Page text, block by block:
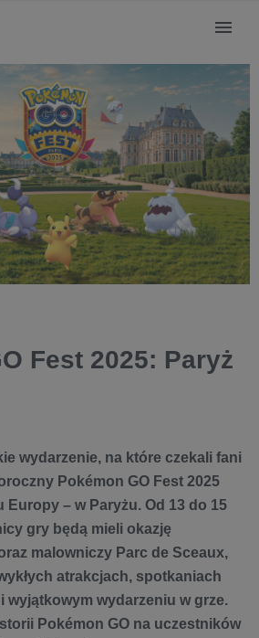
Fest 2025: Paryż
wydarzenie, na które czekali fani
Pokémon GO Fest 2025
Europy – w Paryżu. Od 13 do 15
gry będą mieli okazję
malowniczy Parc de Sceaux,
atrakcjach, spotkaniach
wyjątkowym wydarzeniu w grze.
Pokémon GO na uczestników